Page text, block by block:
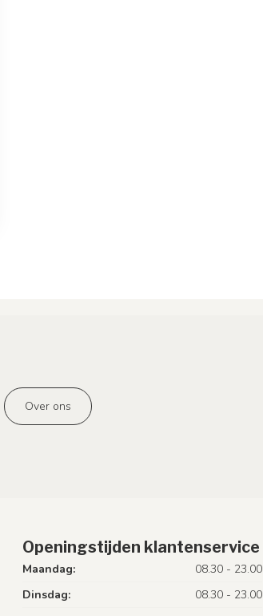
Over ons
Openingstijden klantenservice
Maandag:
08.30 - 23.00
Dinsdag:
08.30 - 23.00